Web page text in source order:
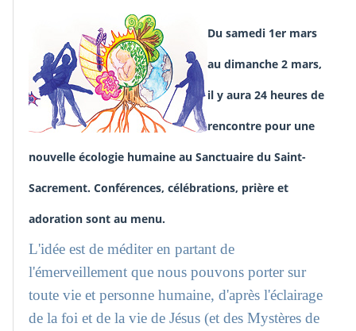
Du samedi 1er mars
au dimanche 2 mars,
il y aura 24 heures de
rencontre pour une
nouvelle écologie humaine au Sanctuaire du Saint-
Sacrement. Conférences, célébrations, prière et
adoration sont au menu.
L'idée est de méditer en partant de
l'émerveillement que nous pouvons porter sur
toute vie et personne humaine, d'après l'éclairage
de la foi et de la vie de Jésus (et des Mystères de